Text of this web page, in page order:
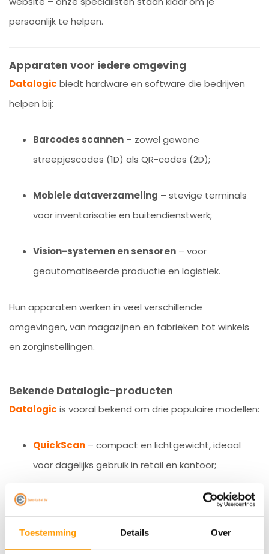
Toestemming Details Over
persoonlijk te helpen.
Apparaten voor iedere omgeving
Datalogic biedt hardware en software die bedrijven
helpen bij:
Barcodes scannen – zowel gewone
streepjescodes (1D) als QR-codes (2D);
Mobiele dataverzameling – stevige terminals
voor inventarisatie en buitendienstwerk;
Vision-systemen en sensoren – voor
geautomatiseerde productie en logistiek.
Hun apparaten werken in veel verschillende
omgevingen, van magazijnen en fabrieken tot winkels
en zorginstellingen.
Bekende Datalogic-producten
Datalogic is vooral bekend om drie populaire modellen:
QuickScan – compact en lichtgewicht, ideaal
voor dagelijks gebruik in retail en kantoor;
Gryphon
– krachtige handheld scanner voor
magazijn- en logistieke toepassingen;